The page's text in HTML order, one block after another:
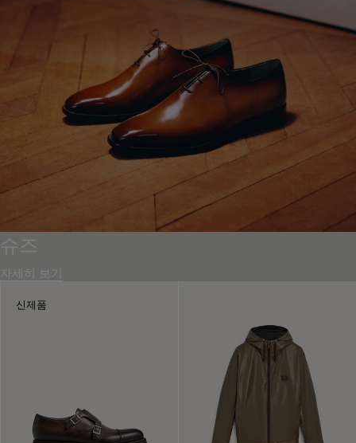
슈즈
자세히 보기
신제품